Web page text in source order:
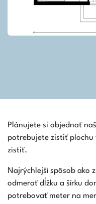
Plánujete si objednať
potrebujete zistiť plochu
zistiť.
Najrýchlejší spôsob ako
odmerať dĺžku a šírku
potrebovať meter na